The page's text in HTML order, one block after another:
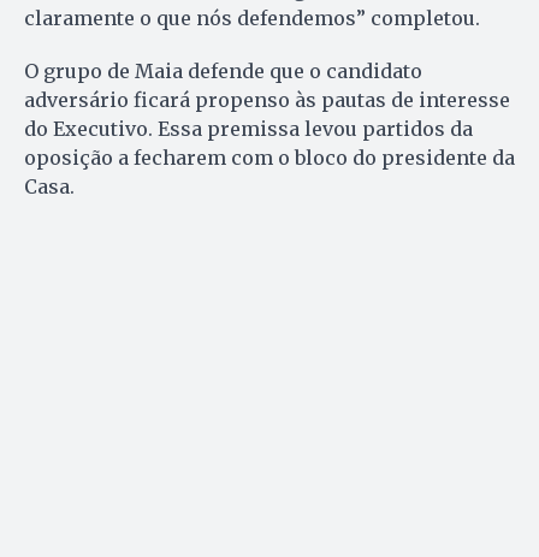
claramente o que nós defendemos” completou.
O grupo de Maia defende que o candidato
adversário ficará propenso às pautas de interesse
do Executivo. Essa premissa levou partidos da
oposição a fecharem com o bloco do presidente da
Casa.